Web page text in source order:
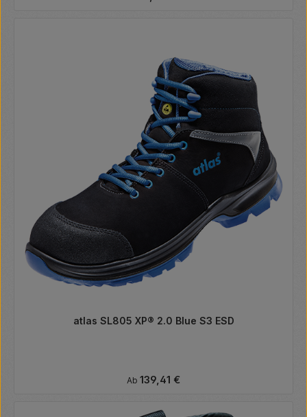
atlas SL805 XP® 2.0 Blue S3 ESD
Regulärer Preis:
Ab 139,41 €